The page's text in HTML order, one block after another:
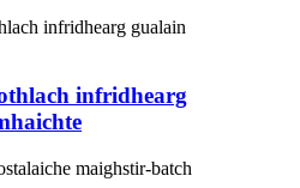
infridhearg